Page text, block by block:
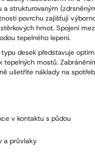
a strukturovaným
povrchu zajišťují
hmot. Spojení
tepelného lepení.
desek představuje
tepelných mostů.
ušetříte náklady na
v kontaktu s půdou
a průvlaky